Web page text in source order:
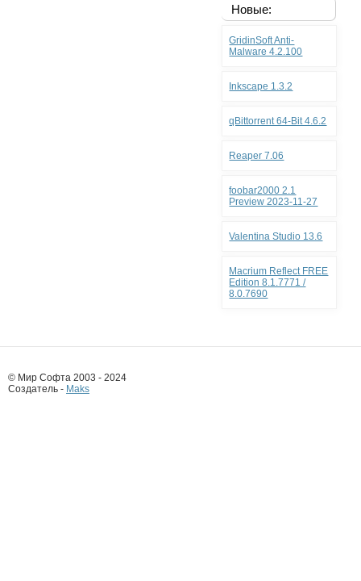
Новые:
GridinSoft Anti-
Malware 4.2.100
Inkscape 1.3.2
qBittorrent 64-Bit 4.6.2
Reaper 7.06
foobar2000 2.1
Preview 2023-11-27
Valentina Studio 13.6
Macrium Reflect FREE
Edition 8.1.7771 /
8.0.7690
© Мир Софта 2003 - 2024
Создатель - Maks